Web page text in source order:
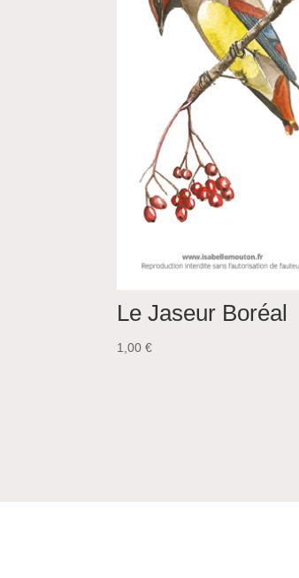
Le Jaseur Boréal
1,00 €